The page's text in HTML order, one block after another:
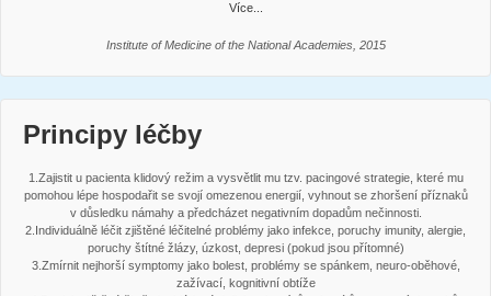
Více...
Institute of Medicine of the National Academies, 2015
Principy léčby
1.Zajistit u pacienta klidový režim a vysvětlit mu tzv. pacingové strategie, které mu
pomohou lépe hospodařit se svojí omezenou energií, vyhnout se zhoršení příznaků
v důsledku námahy a předcházet negativním dopadům nečinnosti.
2.Individuálně léčit zjištěné léčitelné problémy jako infekce, poruchy imunity, alergie,
poruchy štítné žlázy, úzkost, depresi (pokud jsou přítomné)
3.Zmírnit nejhorší symptomy jako bolest, problémy se spánkem, neuro-oběhové,
zažívací, kognitivní obtíže